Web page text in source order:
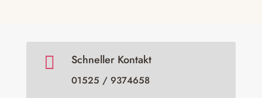
 Schneller Kontakt
01525 / 9374658